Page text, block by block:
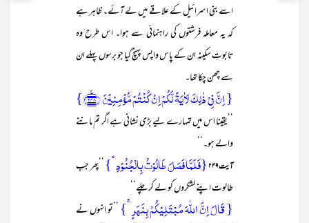
اسے بنی اسرائیل کے علاقے میں لے آئے۔ ظاہر ہے
کہ یہ معاملہ فرشتوں کی راہنمائی سے ہوا۔ اس طرح وہ
تابوتِ سکینہ ان کے پاس واپس پہنچ گیا جو برسوں پہلے ان
سے چھن چکا تھا۔
{ اِنَّ فِیۡ ذٰلِکَ لَاٰیَۃً لَّکُمۡ اِنۡ کُنۡتُمۡ مُّؤۡمِنِیۡنَ ﴿۲۴۸﴾٪}
’’یقینا اس میں تمہارے لیے بڑی نشانی ہے اگر تم ماننے
والے ہو۔‘‘
آیت ۲۴۹ {فَلَمَّا فَصَلَ طَالُوۡتُ بِالۡجُنُوۡدِ ۙ} ’’پھر جب
طالوت اپنے لشکروں کو لے کر چلے‘‘
{ قَالَ اِنَّ اللّٰہَ مُبۡتَلِیۡکُمۡ بِنَہَرٍ ۚ} ’’تو انہوں نے